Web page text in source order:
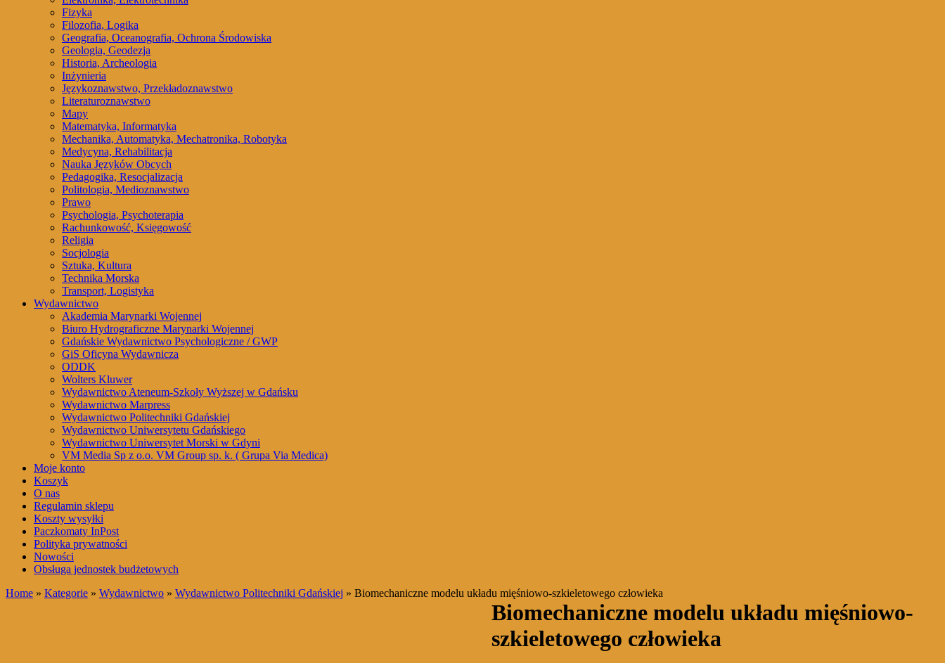
Fizyka
Filozofia, Logika
Geografia, Oceanografia, Ochrona Środowiska
Geologia, Geodezja
Historia, Archeologia
Inżynieria
Językoznawstwo, Przekładoznawstwo
Literaturoznawstwo
Mapy
Matematyka, Informatyka
Mechanika, Automatyka, Mechatronika, Robotyka
Medycyna, Rehabilitacja
Nauka Języków Obcych
Pedagogika, Resocjalizacja
Politologia, Medioznawstwo
Prawo
Psychologia, Psychoterapia
Rachunkowość, Księgowość
Religia
Socjologia
Sztuka, Kultura
Technika Morska
Transport, Logistyka
Wydawnictwo
Akademia Marynarki Wojennej
Biuro Hydrograficzne Marynarki Wojennej
Gdańskie Wydawnictwo Psychologiczne / GWP
GiS Oficyna Wydawnicza
ODDK
Wolters Kluwer
Wydawnictwo Ateneum-Szkoły Wyższej w Gdańsku
Wydawnictwo Marpress
Wydawnictwo Politechniki Gdańskiej
Wydawnictwo Uniwersytetu Gdańskiego
Wydawnictwo Uniwersytet Morski w Gdyni
VM Media Sp z o.o. VM Group sp. k. ( Grupa Via Medica)
Moje konto
Koszyk
O nas
Regulamin sklepu
Koszty wysyłki
Paczkomaty InPost
Polityka prywatności
Nowości
Obsługa jednostek budżetowych
Home » Kategorie » Wydawnictwo » Wydawnictwo Politechniki Gdańskiej » Biomechaniczne modelu układu mięśniowo-szkieletowego człowieka
Biomechaniczne modelu układu mięśniowo-
szkieletowego człowieka